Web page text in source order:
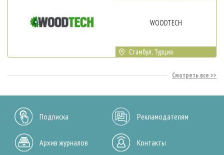
WOODTECH
Стамбул, Турция
Смотреть все
Подписка Рекламодателям
Архив журналов Контакты